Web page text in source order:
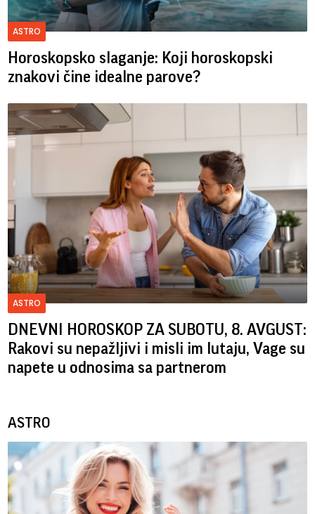
ASTRO
Horoskopsko slaganje: Koji horoskopski
znakovi čine idealne parove?
ASTRO
DNEVNI HOROSKOP ZA SUBOTU, 8. AVGUST:
Rakovi su nepažljivi i misli im lutaju, Vage su
napete u odnosima sa partnerom
ASTRO